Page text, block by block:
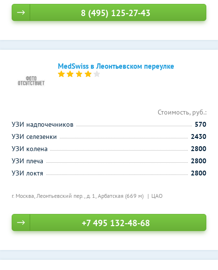
8 (495) 125-27-43
MedSwiss в Леонтьевском переулке
г. Москва, Леонтьевский пер., д. 1, Арбатская (669 м) ЦАО
Стоимость, руб.:
УЗИ надпочечников
570
УЗИ селезенки
2430
УЗИ колена
2800
УЗИ плеча
2800
УЗИ локтя
2800
+7 495 132-48-68